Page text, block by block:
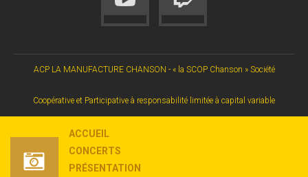
ACP LA MANUFACTURE CHANSON - « la SCOP Chanson » Société
Coopérative et Participative à responsabilité limitée à capital variable
ACCUEIL
CONCERTS
PRÉSENTATION